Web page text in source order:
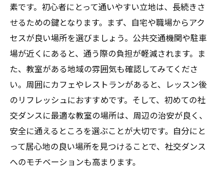
初心者に最適な社交ダンス指導スタイル
の発見
社交ダンスインストラクターとの相性を
見極める
信頼できる社交ダンスインストラクター
の特徴
社交ダンスで効果的に学ぶためのインス
トラクターの役割
社交ダンスで成功するためにインストラ
クターに求めること
素です。初心者にとって通いやすい立地は、長続きさ
せるための鍵となります。まず、自宅や職場からアク
セスが良い場所を選びましょう。公共交通機関や駐車
場が近くにあると、通う際の負担が軽減されます。ま
た、教室がある地域の雰囲気も確認してみてくださ
い。周囲にカフェやレストランがあると、レッスン後
のリフレッシュにおすすめです。そして、初めての社
交ダンスに最適な教室の場所は、周辺の治安が良く、
安全に通えるところを選ぶことが大切です。自分にと
って居心地の良い場所を見つけることで、社交ダンス
へのモチベーションも高まります。